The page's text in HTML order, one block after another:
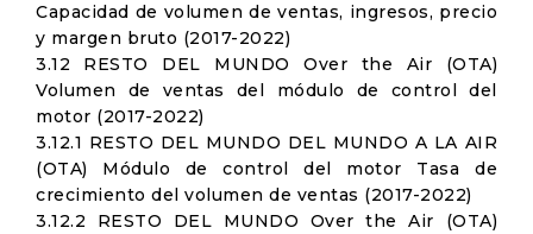
Capacidad de volumen de ventas, ingresos, precio
y margen bruto (2017-2022)
3.12 RESTO DEL MUNDO Over the Air (OTA)
Volumen de ventas del módulo de control del
motor (2017-2022)
3.12.1 RESTO DEL MUNDO DEL MUNDO A LA AIR
(OTA) Módulo de control del motor Tasa de
crecimiento del volumen de ventas (2017-2022)
3.12.2 RESTO DEL MUNDO Over the Air (OTA)